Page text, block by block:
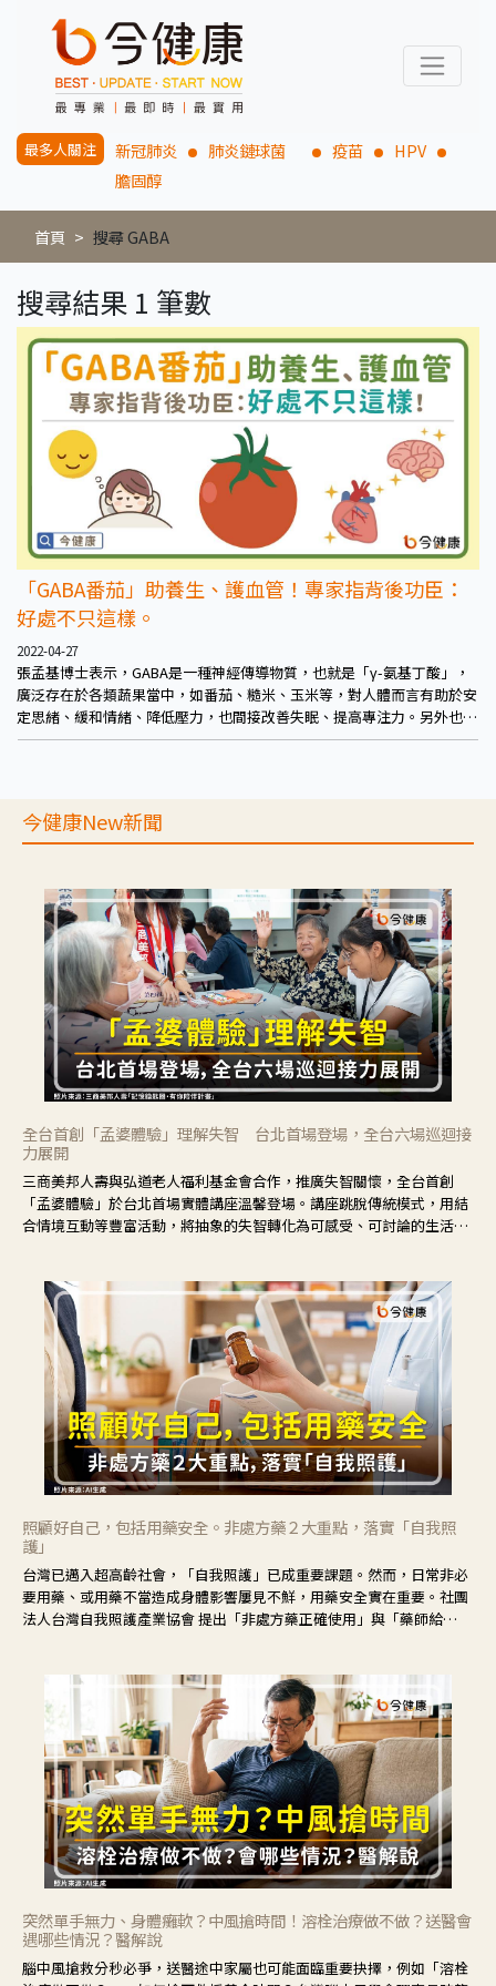
最多人關注 新冠肺炎 肺炎鏈球菌 疫苗
HPV
膽固醇
首頁 搜尋 GABA
搜尋結果 1 筆數
「GABA番茄」助養生、護血管！專家指背後功臣：
好處不只這樣。
2022-04-27
張孟基博士表示，GABA是一種神經傳導物質，也就是「γ-氨基丁酸」，
廣泛存在於各類蔬果當中，如番茄、糙米、玉米等，對人體而言有助於安
定思緒、緩和情緒、降低壓力，也間接改善失眠、提高專注力。另外也有
助穩定血壓、血脂，促進血管健康。而血管健康，中風、心肌梗塞等心血
今健康New新聞
全台首創「孟婆體驗」理解失智 台北首場登場，全台六場巡迴接
力展開
三商美邦人壽與弘道老人福利基金會合作，推廣失智關懷，全台首創
「孟婆體驗」於台北首場實體講座溫馨登場。講座跳脫傳統模式，用結
合情境互動等豐富活動，將抽象的失智轉化為可感受、可討論的生活情
照顧好自己，包括用藥安全。非處方藥２大重點，落實「自我照
護」
台灣已邁入超高齡社會，「自我照護」已成重要課題。然而，日常非必
要用藥、或用藥不當造成身體影響屢見不鮮，用藥安全實在重要。社團
法人台灣自我照護產業協會 提出「非處方藥正確使用」與「藥師給
突然單手無力、身體癱軟？中風搶時間！溶栓治療做不做？送醫會
遇哪些情況？醫解說
腦中風搶救分秒必爭，送醫途中家屬也可能面臨重要抉擇，例如「溶栓